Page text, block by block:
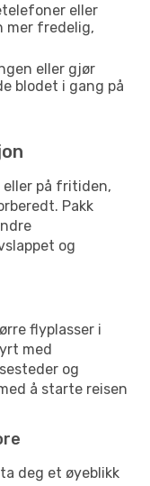
eller
mer fredelig,
eller gjør
blodet i gang på
på fritiden,
Pakk
og
flyplasser i
med
og
å starte reisen
deg et øyeblikk